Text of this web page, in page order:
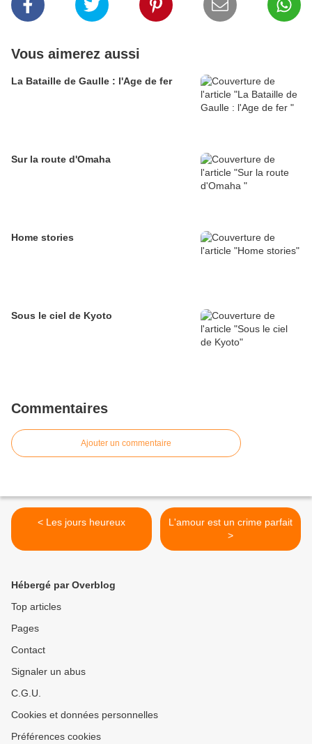
Vous aimerez aussi
La Bataille de Gaulle : l'Age de fer
Sur la route d'Omaha
Home stories
Sous le ciel de Kyoto
Commentaires
Ajouter un commentaire
< Les jours heureux
L'amour est un crime parfait
>
Hébergé par Overblog
Top articles
Pages
Contact
Signaler un abus
C.G.U.
Cookies et données personnelles
Préférences cookies